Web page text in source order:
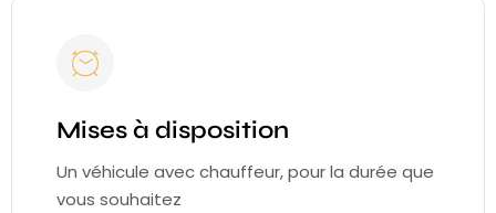
Mises à disposition
Un véhicule avec chauffeur, pour la durée que
vous souhaitez